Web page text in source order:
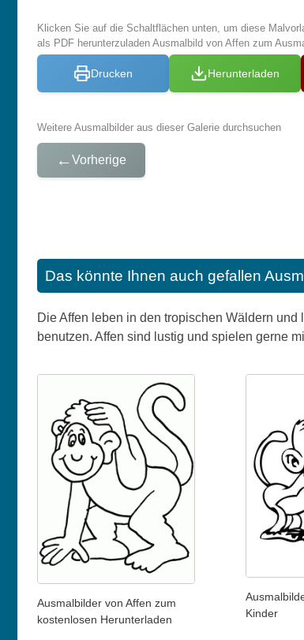
Klicken Sie auf die Schaltflächen unten, um diese
als PDF herunterzuladen Ausmalbild von Affen zum
Drucken Herunterladen
Weitere Ausmalbilder aus dieser Galerie durchsuchen
← Vorherige
Das könnte Ihnen auch gefallen
Die Affen leben in den tropischen Wäldern
benutzen. Affen sind lustig und spielen gerne
Ausmalbilder von Affen zum
kostenlosen Herunterladen
Kinder